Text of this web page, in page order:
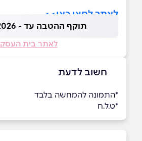
לאתר לחצו כאן>>
תוקף ההטבה עד - 09.09.2026
לאתר בית העסק
חשוב לדעת
*התמונה להמחשה בלבד
*ט.ל.ח